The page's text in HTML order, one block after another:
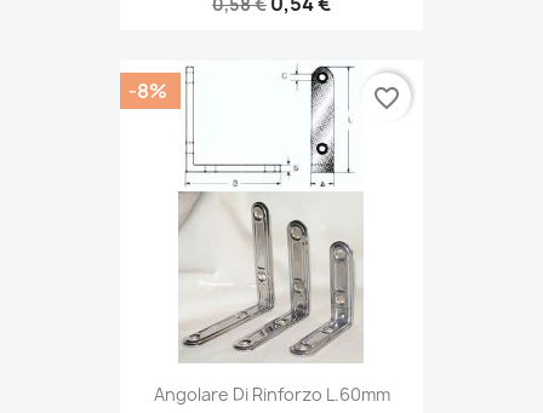
Angolare Di Rinforzo L.60mm
-8% favorite_border